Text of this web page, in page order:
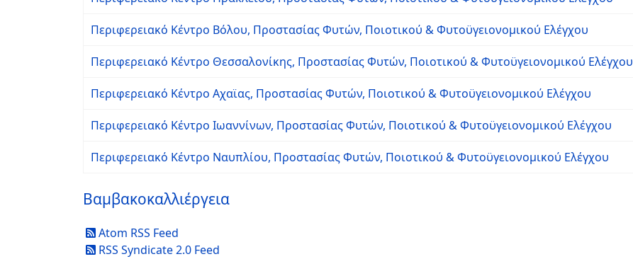
Περιφερειακό Κέντρο Βόλου, Προστασίας Φυτών, Ποιοτικού & Φυτοϋγειονομικού Ελέγχου
Περιφερειακό Κέντρο Θεσσαλονίκης, Προστασίας Φυτών, Ποιοτικού & Φυτοϋγειονομικού Ελέγχου
Περιφερειακό Κέντρο Αχαϊας, Προστασίας Φυτών, Ποιοτικού & Φυτοϋγειονομικού Ελέγχου
Περιφερειακό Κέντρο Ιωαννίνων, Προστασίας Φυτών, Ποιοτικού & Φυτοϋγειονομικού Ελέγχου
Περιφερειακό Κέντρο Ναυπλίου, Προστασίας Φυτών, Ποιοτικού & Φυτοϋγειονομικού Ελέγχου
Βαμβακοκαλλιέργεια
Atom RSS Feed
RSS Syndicate 2.0 Feed